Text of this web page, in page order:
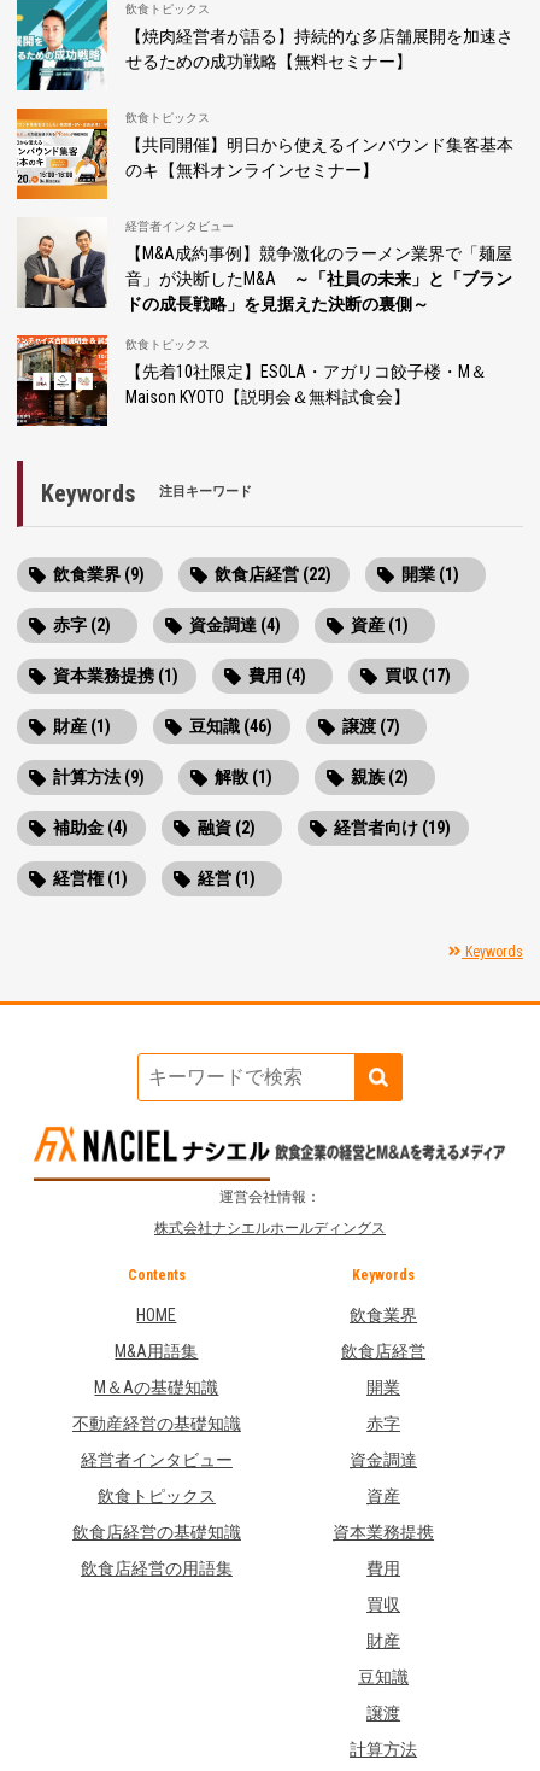
飲食トピックス
【焼肉経営者が語る】持続的な多店舗展開を加速さ
せるための成功戦略【無料セミナー】
飲食トピックス
【共同開催】明日から使えるインバウンド集客基本
のキ【無料オンラインセミナー】
経営者インタビュー
【M&A成約事例】競争激化のラーメン業界で「麺屋
音」が決断したM&A
～「社員の未来」と「ブラン
ドの成長戦略」を見据えた決断の裏側～
飲食トピックス
【先着10社限定】ESOLA・アガリコ餃子楼・M＆
Maison KYOTO【説明会＆無料試食会】
Keywords 注目キーワード
飲食業界 (9) 飲食店経営 (22) 開業 (1)
赤字 (2) 資金調達 (4) 資産 (1)
資本業務提携 (1) 費用 (4) 買収 (17)
財産 (1) 豆知識 (46) 譲渡 (7)
計算方法 (9) 解散 (1) 親族 (2)
補助金 (4) 融資 (2) 経営者向け (19)
経営権 (1) 経営 (1)
Keywords
運営会社情報：
株式会社ナシエルホールディングス
Contents
HOME
M&A用語集
M＆Aの基礎知識
不動産経営の基礎知識
経営者インタビュー
飲食トピックス
飲食店経営の基礎知識
飲食店経営の用語集
Keywords
飲食業界
飲食店経営
開業
赤字
資金調達
資産
資本業務提携
費用
買収
財産
豆知識
譲渡
計算方法